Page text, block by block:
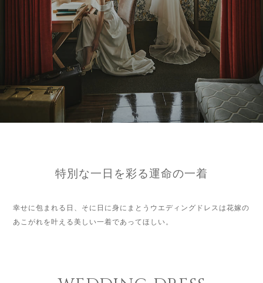
特別な一日を彩る運命の一着
幸せに包まれる日、そに日に身にまとうウエディングドレスは花嫁の
あこがれを叶える美しい一着であってほしい。